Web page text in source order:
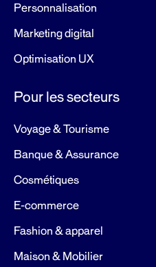
Personnalisation
Marketing digital
Optimisation UX
Pour les secteurs
Voyage & Tourisme
Banque & Assurance
Cosmétiques
E-commerce
Fashion & apparel
Maison & Mobilier